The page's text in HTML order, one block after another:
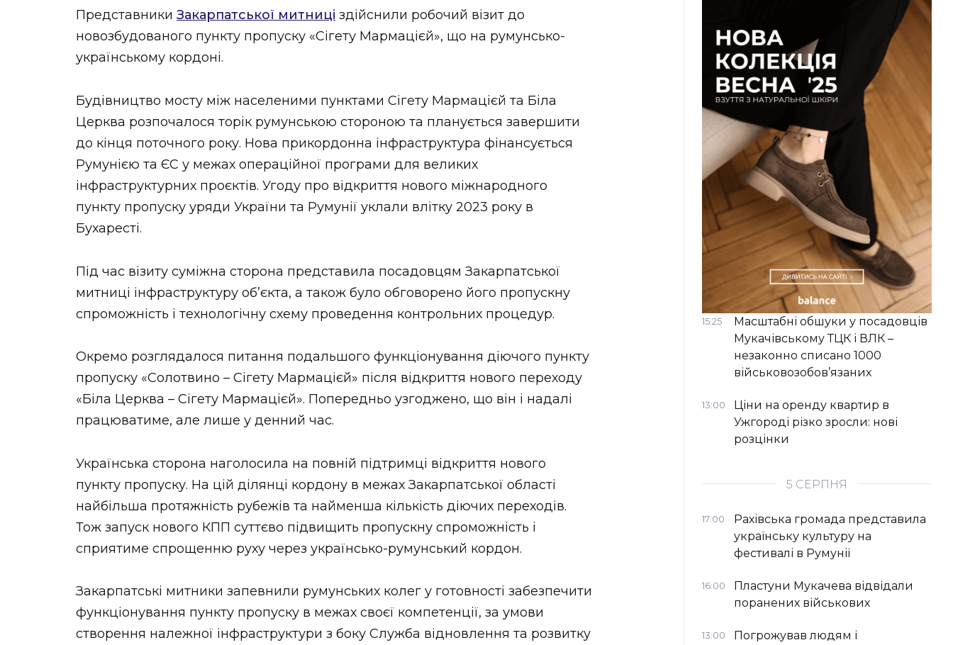
Представники Закарпатської митниці здійснили робочий візит до
новозбудованого пункту пропуску «Сігету Мармацієй», що на румунсько-
українському кордоні.
Будівництво мосту між населеними пунктами Сігету Мармацієй та Біла
Церква розпочалося торік румунською стороною та планується завершити
до кінця поточного року. Нова прикордонна інфраструктура фінансується
Румунією та ЄС у межах операційної програми для великих
інфраструктурних проєктів. Угоду про відкриття нового міжнародного
пункту пропуску уряди України та Румунії уклали влітку 2023 року в
Бухаресті.
Під час візиту суміжна сторона представила посадовцям Закарпатської
митниці інфраструктуру об’єкта, а також було обговорено його пропускну
спроможність і технологічну схему проведення контрольних процедур.
Окремо розглядалося питання подальшого функціонування діючого пункту
пропуску «Солотвино – Сігету Мармацієй» після відкриття нового переходу
«Біла Церква – Сігету Мармацієй». Попередньо узгоджено, що він і надалі
працюватиме, але лише у денний час.
Українська сторона наголосила на повній підтримці відкриття нового
пункту пропуску. На цій ділянці кордону в межах Закарпатської області
найбільша протяжність рубежів та найменша кількість діючих переходів.
Тож запуск нового КПП суттєво підвищить пропускну спроможність і
сприятиме спрощенню руху через українсько-румунський кордон.
Закарпатські митники запевнили румунських колег у готовності забезпечити
функціонування пункту пропуску в межах своєї компетенції, за умови
створення належної інфраструктури з боку Служба відновлення та розвитку
15:25
Масштабні обшуки у посадовців
Мукачівському ТЦК і ВЛК –
незаконно списано 1000
військовозобов’язаних
13:00
Ціни на оренду квартир в
Ужгороді різко зросли: нові
розцінки
5 СЕРПНЯ
17:00
Рахівська громада представила
українську культуру на
фестивалі в Румунії
16:00
Пластуни Мукачева відвідали
поранених військових
13:00
Погрожував людям і